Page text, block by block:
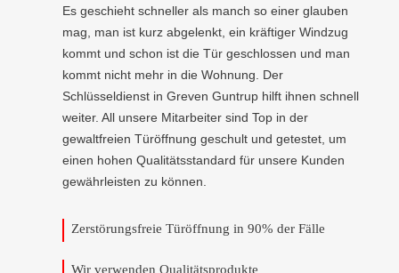
Es geschieht schneller als manch so einer glauben
mag, man ist kurz abgelenkt, ein kräftiger Windzug
kommt und schon ist die Tür geschlossen und man
kommt nicht mehr in die Wohnung. Der
Schlüsseldienst in Greven Guntrup hilft ihnen schnell
weiter. All unsere Mitarbeiter sind Top in der
gewaltfreien Türöffnung geschult und getestet, um
einen hohen Qualitätsstandard für unsere Kunden
gewährleisten zu können.
Zerstörungsfreie Türöffnung in 90% der Fälle
Wir verwenden Qualitätsprodukte